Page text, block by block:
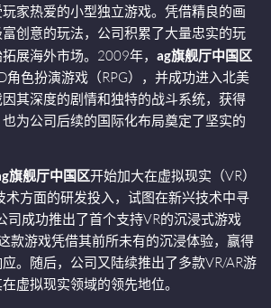
家热爱的小型独立游戏。凭借精良的画
创意的玩法，公司积累了大量忠实的玩
展海外市场。2009年， ag旗舰厅中国区
角色扮演游戏（RPG），并成功进入北美
其深度的剧情和独特的战斗系统，获得
为公司后续的国际化布局奠定了坚实的
旗舰厅中国区开始加大在虚拟现实（VR）
术方面的研发投入，试图在新兴技术中寻
司成功推出了首个支持VR的沉浸式游戏
款游戏凭借其前所未有的沉浸体验，赢得
。随后，公司又陆续推出了多款VR/AR游
虚拟现实领域的领先地位。